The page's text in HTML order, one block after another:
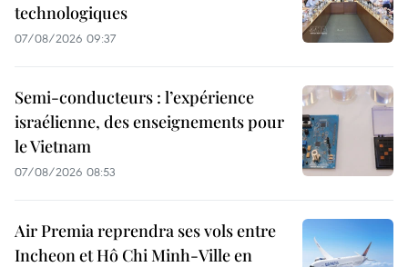
technologiques
07/08/2026 09:37
Semi-conducteurs : l’expérience
israélienne, des enseignements pour
le Vietnam
07/08/2026 08:53
Air Premia reprendra ses vols entre
Incheon et Hô Chi Minh-Ville en